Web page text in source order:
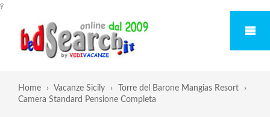
ÿ
Home › Vacanze Sicily › Torre del Barone Mangias Resort
›
Camera Standard Pensione Completa